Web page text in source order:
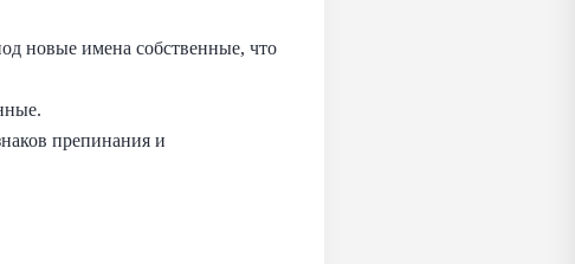
новые имена собственные, что
препинания и